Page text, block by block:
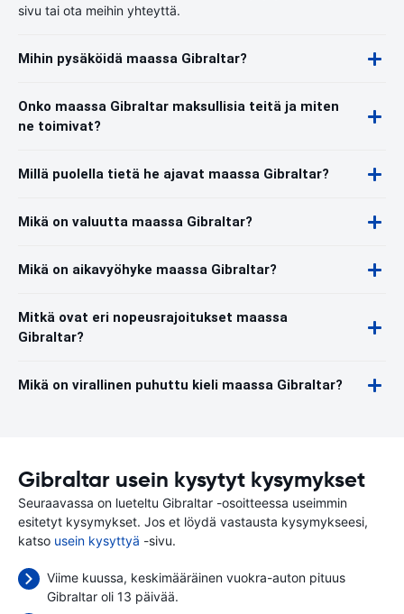
sivu tai ota meihin yhteyttä.
Mihin pysäköidä maassa Gibraltar?
Onko maassa Gibraltar maksullisia teitä ja miten
ne toimivat?
Millä puolella tietä he ajavat maassa Gibraltar?
Mikä on valuutta maassa Gibraltar?
Mikä on aikavyöhyke maassa Gibraltar?
Mitkä ovat eri nopeusrajoitukset maassa
Gibraltar?
Mikä on virallinen puhuttu kieli maassa Gibraltar?
Gibraltar usein kysytyt kysymykset
Seuraavassa on lueteltu Gibraltar -osoitteessa useimmin
esitetyt kysymykset. Jos et löydä vastausta kysymykseesi,
katso usein kysyttyä -sivu.
Viime kuussa, keskimääräinen vuokra-auton pituus
Gibraltar oli 13 päivää.